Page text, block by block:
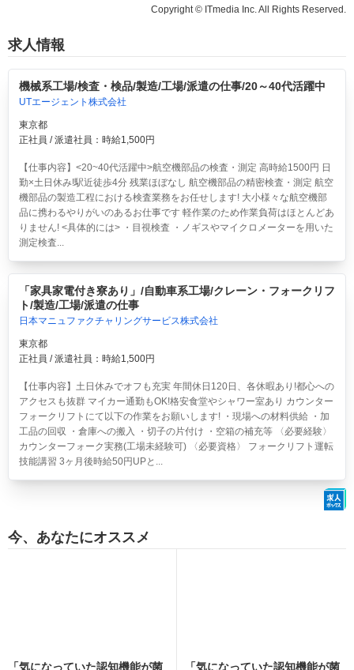
Copyright © ITmedia Inc. All Rights Reserved.
求人情報
機械系工場/検査・検品/製造/工場/派遣の仕事/20～40代活躍中
UTエージェント株式会社
東京都
正社員 / 派遣社員：時給1,500円
【仕事内容】<20~40代活躍中>航空機部品の検査・測定 高時給1500円 日
勤×土日休み!駅近徒歩4分 残業ほぼなし 航空機部品の精密検査・測定 航空
機部品の製造工程における検査業務をお任せします! 大小様々な航空機部
品に携わるやりがいのあるお仕事です 軽作業のため作業負荷はほとんどあ
りません! <具体的には> ・目視検査 ・ノギスやマイクロメーターを用いた
測定検査...
「家具家電付き寮あり」/自動車系工場/クレーン・フォークリフ
ト/製造/工場/派遣の仕事
日本マニュファクチャリングサービス株式会社
東京都
正社員 / 派遣社員：時給1,500円
【仕事内容】土日休みでオフも充実 年間休日120日、各休暇あり!都心への
アクセスも抜群 マイカー通勤もOK!格安食堂やシャワー室あり カウンター
フォークリフトにて以下の作業をお願いします! ・現場への材料供給 ・加
工品の回収 ・倉庫への搬入 ・切子の片付け ・空箱の補充等 〈必要経験〉
カウンターフォーク実務(工場未経験可) 〈必要資格〉 フォークリフト運転
技能講習 3ヶ月後時給50円UPと...
今、あなたにオススメ
「気になっていた認知機能が菌 「気になっていた認知機能が菌